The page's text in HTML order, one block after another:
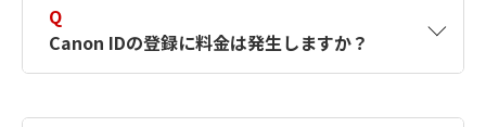
択したサービスから取得します。アカウントを
簡単に作成できるように、この情報を使用して
Canon IDの登録フォームを入力します。
Q
Canon IDの登録に料金は発生しますか？